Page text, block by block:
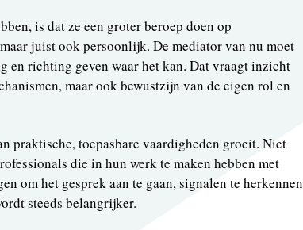
is dat ze een groter beroep doen op
juist ook persoonlijk. De mediator van nu moet
en richting geven waar het kan. Dat vraagt inzicht
maar ook bewustzijn van de eigen rol en
praktische, toepasbare vaardigheden groeit. Niet
die in hun werk te maken hebben met
om het gesprek aan te gaan, signalen te herkennen
steeds belangrijker.